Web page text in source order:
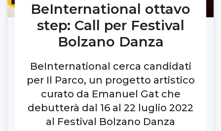
BeInternational ottavo
step: Call per Festival
Bolzano Danza
BeInternational cerca candidati
per Il Parco, un progetto artistico
curato da Emanuel Gat che
debutterà dal 16 al 22 luglio 2022
al Festival Bolzano Danza